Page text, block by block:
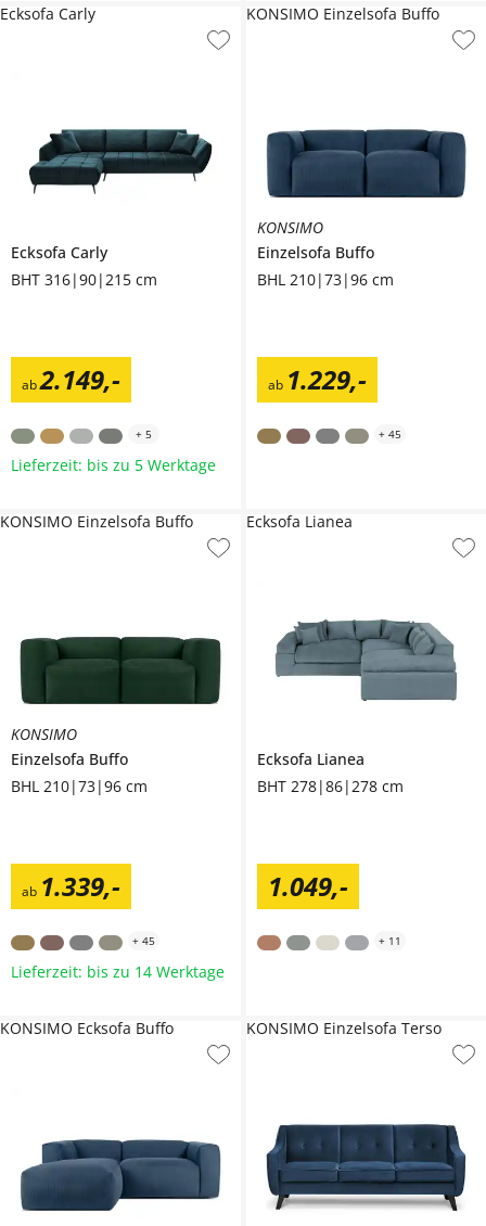
Ecksofa Carly
BHT 316|90|215 cm
ab2.149,-
Ecksofa Carly
+ 5
Lieferzeit: bis zu 5 Werktage
KONSIMO
Einzelsofa Buffo
BHL 210|73|96 cm
ab 1.229,-
KONSIMO Einzelsofa Buffo
+ 45
KONSIMO
Einzelsofa Buffo
BHL 210|73|96 cm
ab 1.339,-
KONSIMO Einzelsofa Buffo
+ 45
Lieferzeit: bis zu 14 Werktage
Ecksofa Lianea
BHT 278|86|278 cm
1.049,-
Ecksofa Lianea
+ 11
KONSIMO Ecksofa Buffo KONSIMO Einzelsofa Terso